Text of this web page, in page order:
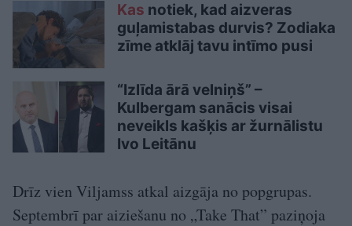
Kas notiek, kad aizveras
guļamistabas durvis? Zodiaka
zīme atklāj tavu intīmo pusi
“Izlīda ārā velniņš” –
Kulbergam sanācis visai
neveikls kašķis ar žurnālistu
Ivo Leitānu
Drīz vien Viljamss atkal aizgāja no popgrupas.
Septembrī par aiziešanu no „Take That” paziņoja